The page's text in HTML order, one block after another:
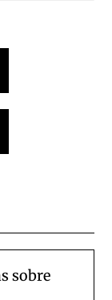
sobre